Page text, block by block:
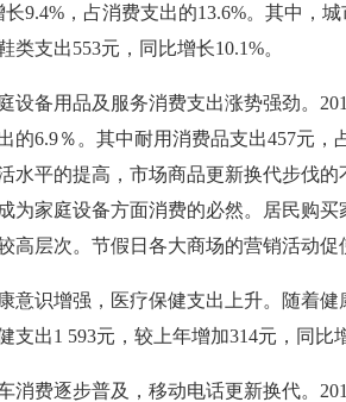
长9.4%，占消费支出的13.6%。其中，
类支出553元，同比增长10.1%。
设备用品及服务消费支出涨势强劲。
的6.9％。其中耐用消费品支出457元
水平的提高，市场商品更新换代步伐
为家庭设备方面消费的必然。居民购
高层次。节假日各大商场的营销活动
意识增强，医疗保健支出上升。随着健
支出1 593元，较上年增加314元，同比
消费逐步普及，移动电话更新换代。